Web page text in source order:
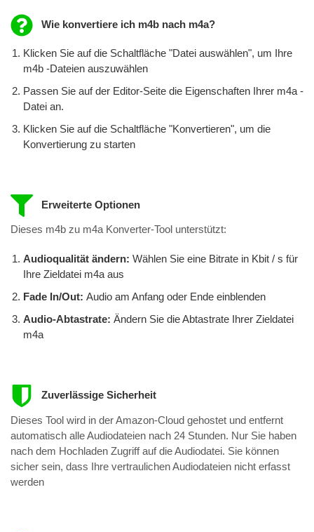
Wie konvertiere ich m4b nach m4a?
Klicken Sie auf die Schaltfläche "Datei auswählen", um Ihre
m4b -Dateien auszuwählen
Passen Sie auf der Editor-Seite die Eigenschaften Ihrer m4a -
Datei an.
Klicken Sie auf die Schaltfläche "Konvertieren", um die
Konvertierung zu starten
Erweiterte Optionen
Dieses m4b zu m4a Konverter-Tool unterstützt:
Audioqualität ändern: Wählen Sie eine Bitrate in Kbit / s für
Ihre Zieldatei m4a aus
Fade In/Out: Audio am Anfang oder Ende einblenden
Audio-Abtastrate: Ändern Sie die Abtastrate Ihrer Zieldatei
m4a
Zuverlässige Sicherheit
Dieses Tool wird in der Amazon-Cloud gehostet und entfernt
automatisch alle Audiodateien nach 24 Stunden. Nur Sie haben
nach dem Hochladen Zugriff auf die Audiodatei. Sie können
sicher sein, dass Ihre vertraulichen Audiodateien nicht erfasst
werden